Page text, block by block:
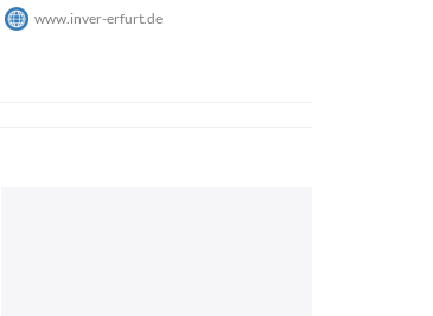
www.inver-erfurt.de